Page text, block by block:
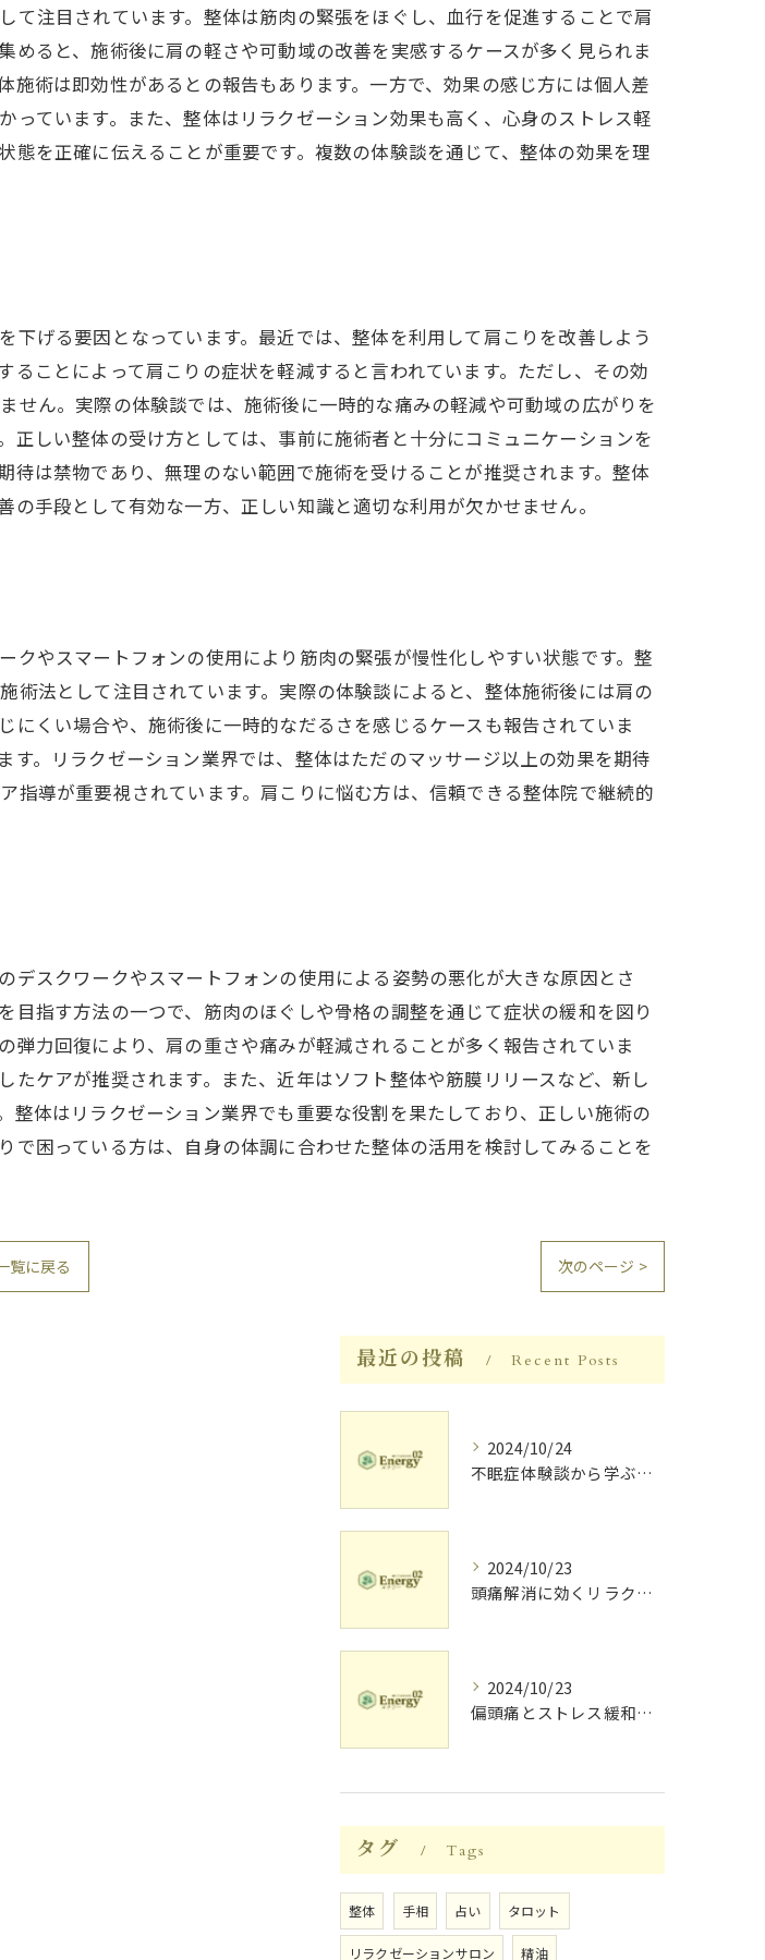
注目されています。整体は筋肉の緊張をほぐし、血行を促進することで肩
ると、施術後に肩の軽さや可動域の改善を実感するケースが多く見られま
術は即効性があるとの報告もあります。一方で、効果の感じ方には個人差
ています。また、整体はリラクゼーション効果も高く、心身のストレス軽
を正確に伝えることが重要です。複数の体験談を通じて、整体の効果を理
げる要因となっています。最近では、整体を利用して肩こりを改善しよう
ことによって肩こりの症状を軽減すると言われています。ただし、その効
ん。実際の体験談では、施術後に一時的な痛みの軽減や可動域の広がりを
しい整体の受け方としては、事前に施術者と十分にコミュニケーションを
は禁物であり、無理のない範囲で施術を受けることが推奨されます。整体
手段として有効な一方、正しい知識と適切な利用が欠かせません。
やスマートフォンの使用により筋肉の緊張が慢性化しやすい状態です。整
法として注目されています。実際の体験談によると、整体施術後には肩の
くい場合や、施術後に一時的なだるさを感じるケースも報告されていま
。リラクゼーション業界では、整体はただのマッサージ以上の効果を期待
導が重要視されています。肩こりに悩む方は、信頼できる整体院で継続的
スクワークやスマートフォンの使用による姿勢の悪化が大きな原因とさ
指す方法の一つで、筋肉のほぐしや骨格の調整を通じて症状の緩和を図り
力回復により、肩の重さや痛みが軽減されることが多く報告されていま
ケアが推奨されます。また、近年はソフト整体や筋膜リリースなど、新し
体はリラクゼーション業界でも重要な役割を果たしており、正しい施術の
困っている方は、自身の体調に合わせた整体の活用を検討してみることを
覧に戻る 次のページ >
最近の投稿 Recent Posts
2024/10/24
不眠症体験談から学ぶ睡眠質向上法
2024/10/23
頭痛解消に効くリラク体験談
2024/10/23
偏頭痛とストレス緩和に効果的なリラクゼーション法
タグ Tags
整体 手相 占い タロット
リラクゼーションサロン 精油